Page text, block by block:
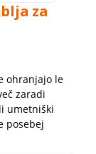
za
ohranjajo le
zaradi
umetniški
posebej